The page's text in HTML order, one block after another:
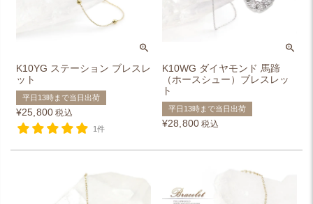
K10YG ステーション ブレスレ
ット
平日13時まで当日出荷
¥25,800 税込
1件
K10WG ダイヤモンド 馬蹄
（ホースシュー）ブレスレッ
ト
平日13時まで当日出荷
¥28,800 税込